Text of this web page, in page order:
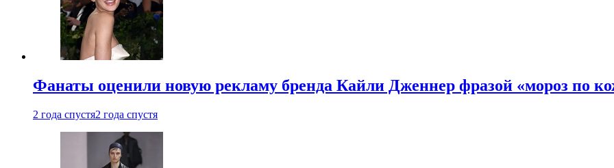
Фанаты оценили новую рекламу бренда Кайли Дженнер фразой «мороз по
2 года спустя2 года спустя